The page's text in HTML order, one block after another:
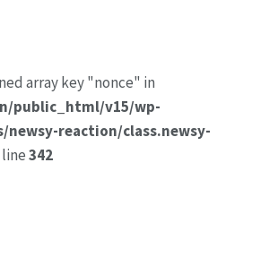
array key "nonce" in
public_html/v15/wp-
reaction/class.newsy-
342